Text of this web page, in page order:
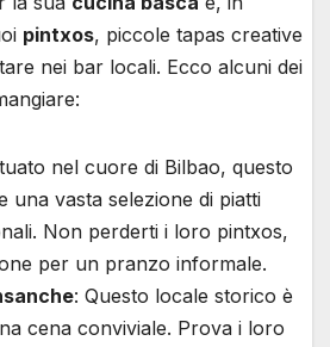
pintxos, piccole tapas creative
nei bar locali. Ecco alcuni dei
nel cuore di Bilbao, questo
una vasta selezione di piatti
Non perderti i loro pintxos,
per un pranzo informale.
: Questo locale storico è
cena conviviale. Prova i loro